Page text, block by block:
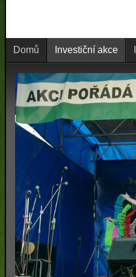
Domů Investiční akce